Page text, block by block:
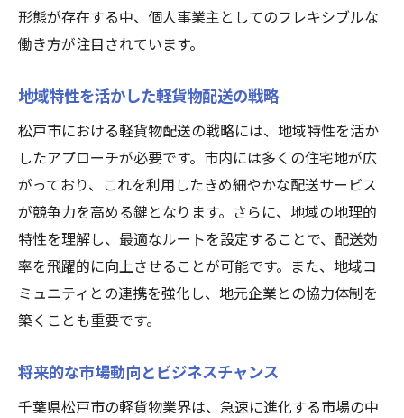
形態が存在する中、個人事業主としてのフレキシブルな
働き方が注目されています。
地域特性を活かした軽貨物配送の戦略
松戸市における軽貨物配送の戦略には、地域特性を活か
したアプローチが必要です。市内には多くの住宅地が広
がっており、これを利用したきめ細やかな配送サービス
が競争力を高める鍵となります。さらに、地域の地理的
特性を理解し、最適なルートを設定することで、配送効
率を飛躍的に向上させることが可能です。また、地域コ
ミュニティとの連携を強化し、地元企業との協力体制を
築くことも重要です。
将来的な市場動向とビジネスチャンス
千葉県松戸市の軽貨物業界は、急速に進化する市場の中